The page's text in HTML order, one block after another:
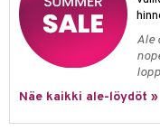
Ale
Näe kaikki ale-löydöt »
poisto
hoito
de cologne
parfum
Lapset